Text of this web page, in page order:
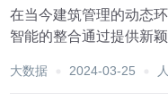
在当今建筑管理的动态
智能的整合通过提供新
统的建筑实践。显然，
大数据 2024-03-25